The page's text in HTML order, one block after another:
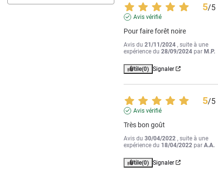
5/5
Avis vérifié
Pour faire forêt noire
Avis du21/11/2024 , suite à une
expérience du28/09/2024 parM.P.
Utile(0) Signaler
5/5
Avis vérifié
Très bon goût
Avis du30/04/2022 , suite à une
expérience du 18/04/2022 parA.A.
Utile(0) Signaler